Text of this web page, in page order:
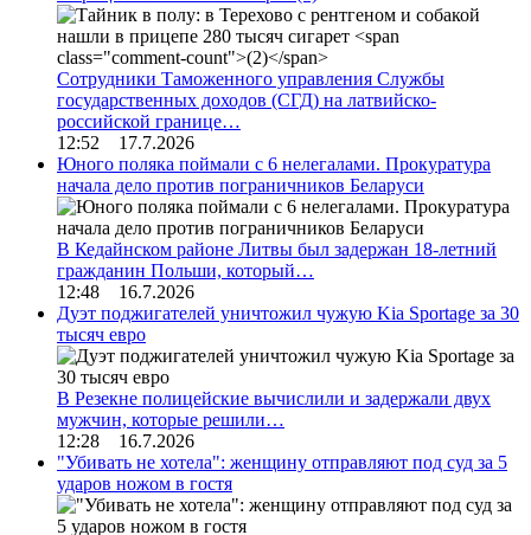
Сотрудники Таможенного управления Службы
государственных доходов (СГД) на латвийско-
российской границе…
12:52 17.7.2026
Юного поляка поймали с 6 нелегалами. Прокуратура
начала дело против пограничников Беларуси
В Кедайнском районе Литвы был задержан 18-летний
гражданин Польши, который…
12:48 16.7.2026
Дуэт поджигателей уничтожил чужую Kia Sportage за 30
тысяч евро
В Резекне полицейские вычислили и задержали двух
мужчин, которые решили…
12:28 16.7.2026
"Убивать не хотела": женщину отправляют под суд за 5
ударов ножом в гостя